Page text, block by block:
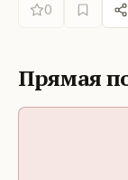
0
Прямая